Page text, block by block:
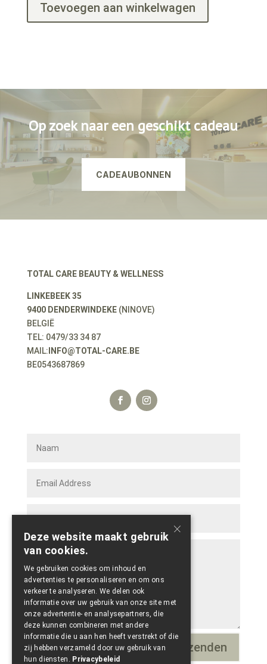
stick
-
Toevoegen aan winkelwagen
Op zoek naar een geschikt cadeau
CADEAUBONNEN
TOTAL CARE BEAUTY & WELLNESS
LINKEBEEK 35
9400 DENDERWINDEKE(NINOVE)
BELGIË
TEL: 0479/33 34 87
MAIL: INFO@TOTAL-CARE.BE
BE0543687869
12 + 10= Verzenden
×
Deze website maakt gebruik
van cookies.
We gebruiken cookies om inhoud en
advertenties te personaliseren en om ons
verkeer te analyseren. We delen ook
informatie over uw gebruik van onze site met
onze advertentie- en analysepartners, die
deze kunnen combineren met andere
informatie die u aan hen heeft verstrekt of die
zij hebben verzameld door uw gebruik van
hun diensten. Privacybeleid